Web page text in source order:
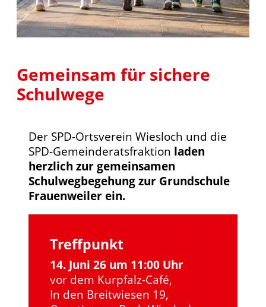
Gemeinsam für sichere
Schulwege
Der SPD-Ortsverein Wiesloch und die
SPD-Gemeinderatsfraktion laden
herzlich zur gemeinsamen
Schulwegbegehung zur Grundschule
Frauenweiler ein.
Treffpunkt
14. Juni 26 um 11:00 Uhr
vor dem Kurpfalz-Café,
In den Breitwiesen 19,